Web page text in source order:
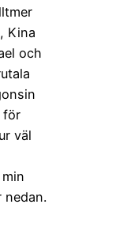
Kina
och
för
väl
nedan.